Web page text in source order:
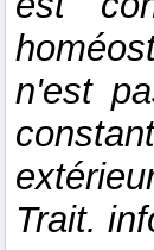
n'est
Trait.